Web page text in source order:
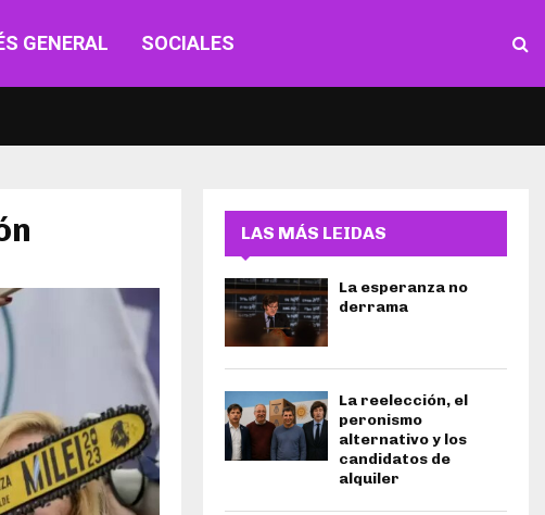
GENERAL SOCIALES
LAS MÁS LEIDAS
La esperanza no
derrama
La reelección, el
peronismo
alternativo y los
candidatos de
alquiler